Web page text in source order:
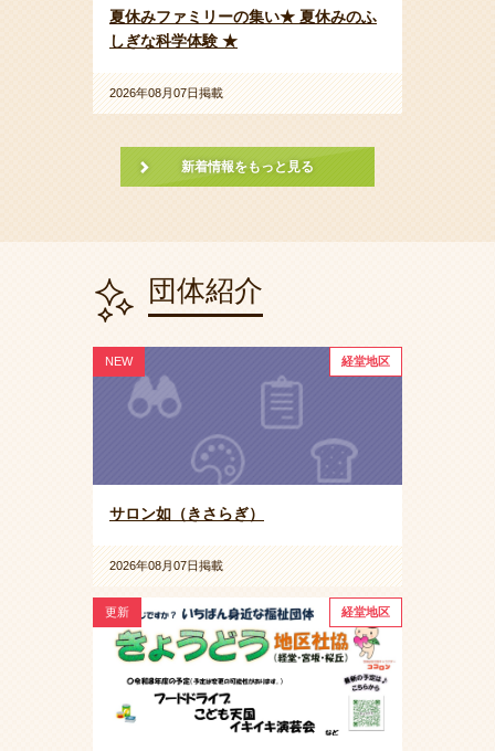
夏休みファミリーの集い★ 夏休みのふ
しぎな科学体験 ★
2026年08月07日掲載
新着情報をもっと見る
団体紹介
NEW 経堂地区
サロン如（きさらぎ）
2026年08月07日掲載
更新 経堂地区